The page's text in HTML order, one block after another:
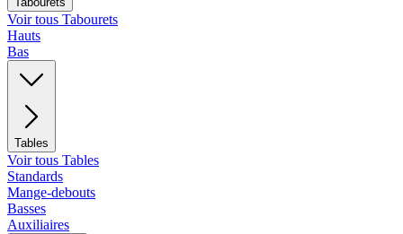
Voir tous Tabourets
Hauts
Bas
Tables
Voir tous Tables
Standards
Mange-debouts
Basses
Auxiliaires